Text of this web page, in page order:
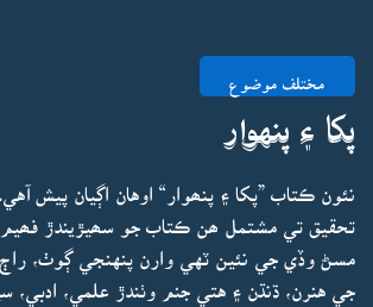
مختلف موضوع
پکا ۽ پنهوار
نئون ڪتاب ”پکا ۽ پنھوار“ اوهان اڳيان پيش
تحقيق تي مشتمل ھن ڪتاب جو سھيڙيندڙ فھيم
مسڻ وڏي جي نئين ٽهي وارن پنهنجي ڳوٺ، راڄ
جي هنرن، ڌنڌن ۽ هتي جنم وٺندڙ علمي، ادبي،